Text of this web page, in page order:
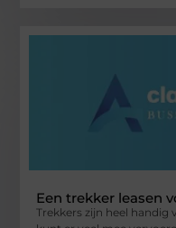
Een trekker leasen
Trekkers zijn heel